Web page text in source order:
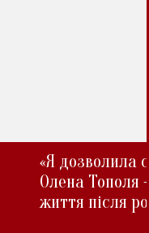
«Я дозволила
Олена Тополя
життя після